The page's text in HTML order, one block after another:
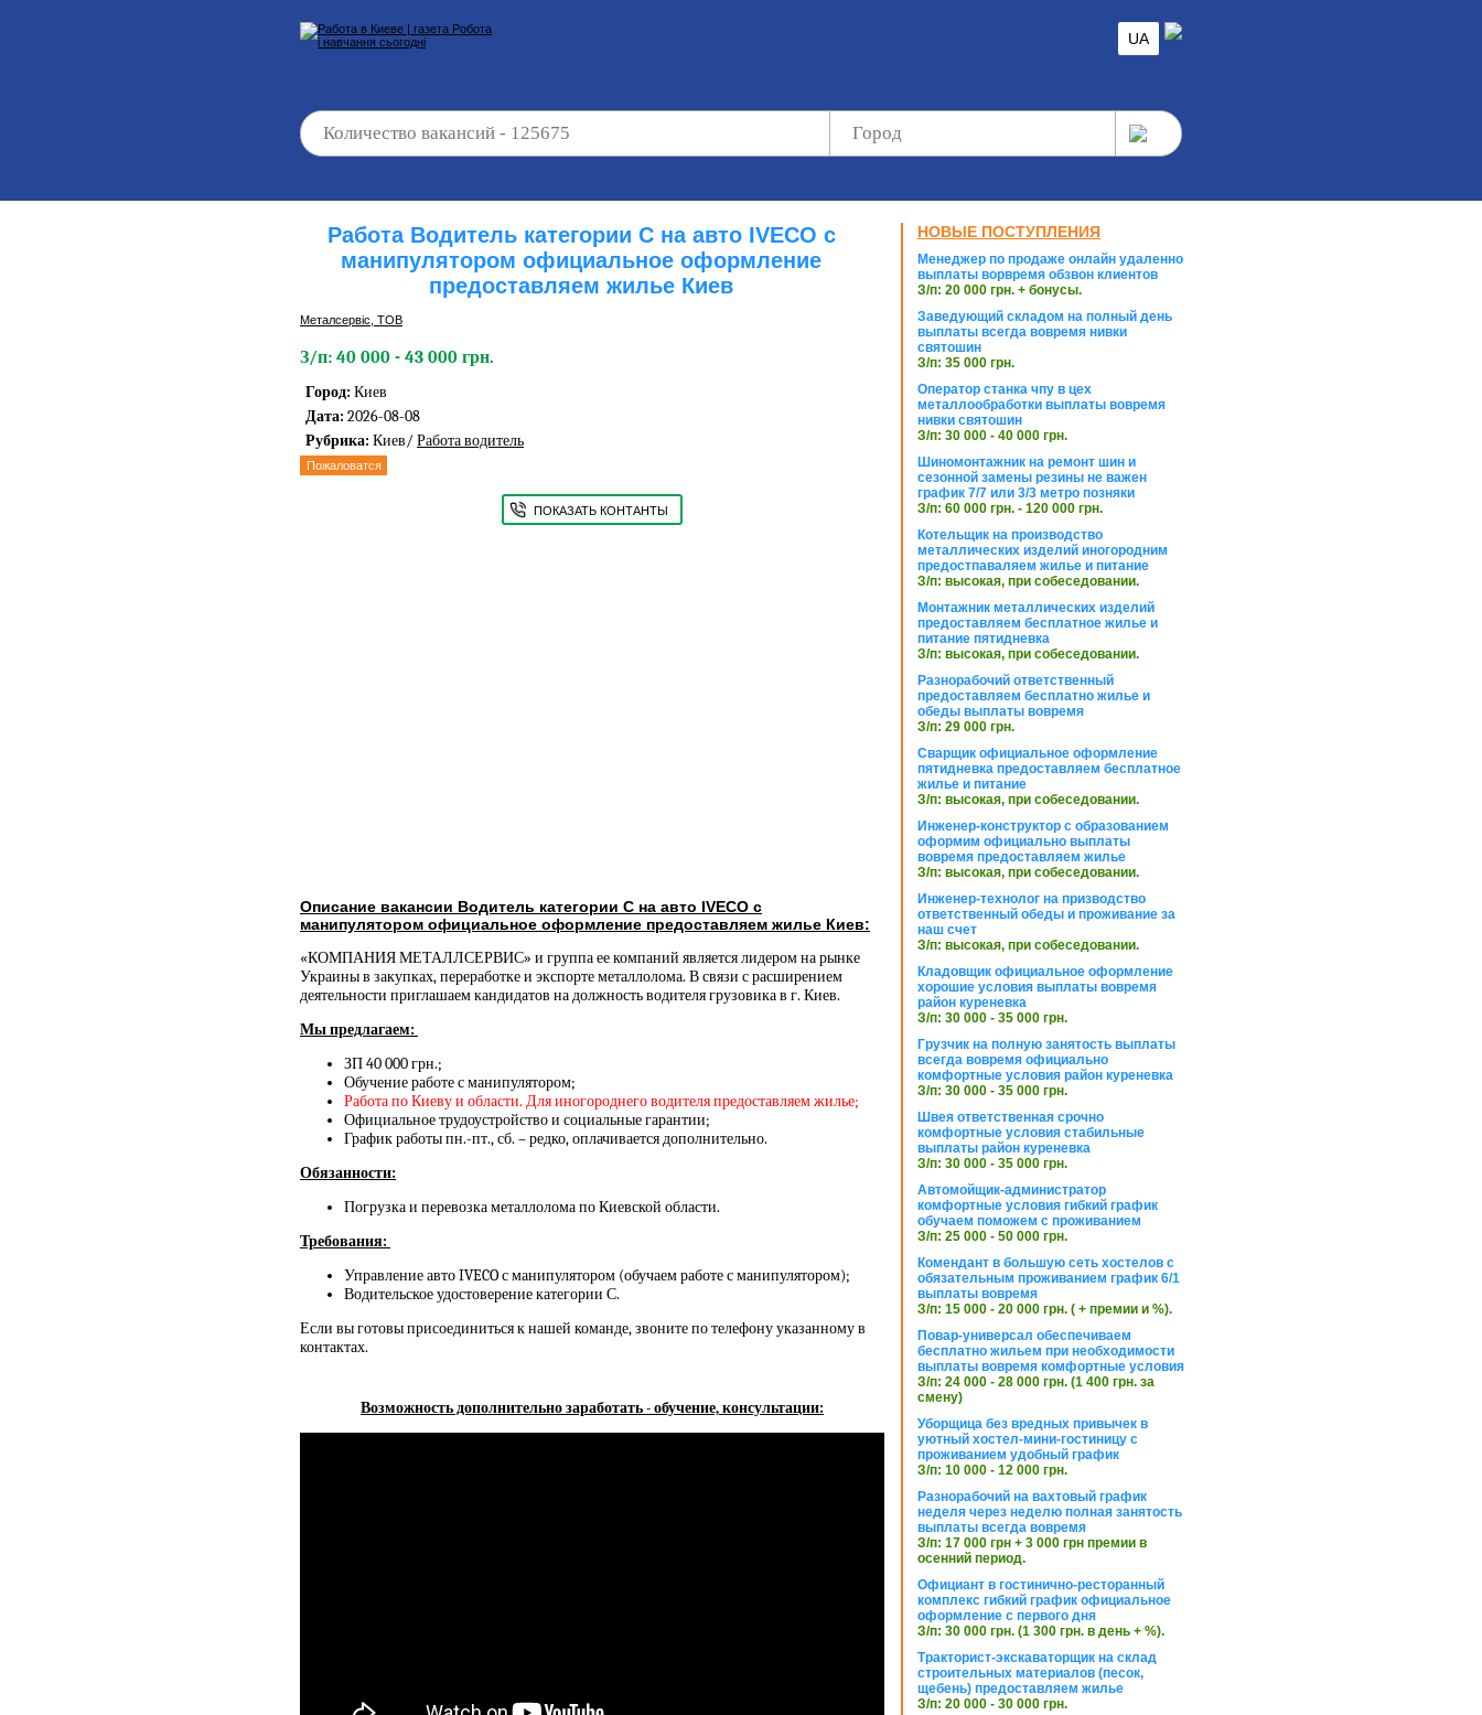
UA
Работа Водитель категории С на авто IVECO с
манипулятором официальное оформление
предоставляем жилье Киев
Металсервіс, ТОВ
З/п: 40 000 - 43 000 грн.
Город: Киев
Дата: 2026-08-08
Рубрика: Киев/ Работа водитель
Пожаловатся
ПОКАЗАТЬ КОНТАНТЫ
Описание вакансии Водитель категории С на авто IVECO с
манипулятором официальное оформление предоставляем жилье Киев:
«КОМПАНИЯ МЕТАЛЛСЕРВИС» и группа ее компаний является лидером на рынке
Украины в закупках, переработке и экспорте металлолома. В связи с расширением
деятельности приглашаем кандидатов на должность водителя грузовика в г. Киев.
Мы предлагаем:
ЗП 40 000 грн.;
Обучение работе с манипулятором;
Работа по Киеву и области. Для иногороднего водителя предоставляем жилье;
Официальное трудоустройство и социальные гарантии;
График работы пн.-пт., сб. – редко, оплачивается дополнительно.
Обязанности:
Погрузка и перевозка металлолома по Киевской области.
Требования:
Управление авто IVECO с манипулятором (обучаем работе с манипулятором);
Водительское удостоверение категории С.
Если вы готовы присоединиться к нашей команде, звоните по телефону указанному в
контактах.
Возможность дополнительно заработать - обучение, консультации:
НОВЫЕ ПОСТУПЛЕНИЯ
Менеджер по продаже онлайн удаленно
выплаты ворвремя обзвон клиентов
З/п: 20 000 грн. + бонусы.
Заведующий складом на полный день
выплаты всегда вовремя нивки
святошин
З/п: 35 000 грн.
Оператор станка чпу в цех
металлообработки выплаты вовремя
нивки святошин
З/п: 30 000 - 40 000 грн.
Шиномонтажник на ремонт шин и
сезонной замены резины не важен
график 7/7 или 3/3 метро позняки
З/п: 60 000 грн. - 120 000 грн.
Котельщик на производство
металлических изделий иногородним
предостпаваляем жилье и питание
З/п: высокая, при собеседовании.
Монтажник металлических изделий
предоставляем бесплатное жилье и
питание пятидневка
З/п: высокая, при собеседовании.
Разнорабочий ответственный
предоставляем бесплатно жилье и
обеды выплаты вовремя
З/п: 29 000 грн.
Сварщик официальное оформление
пятидневка предоставляем бесплатное
жилье и питание
З/п: высокая, при собеседовании.
Инженер-конструктор с образованием
оформим официально выплаты
вовремя предоставляем жилье
З/п: высокая, при собеседовании.
Инженер-технолог на призводство
ответственный обеды и проживание за
наш счет
З/п: высокая, при собеседовании.
Кладовщик официальное оформление
хорошие условия выплаты вовремя
район куреневка
З/п: 30 000 - 35 000 грн.
Грузчик на полную занятость выплаты
всегда вовремя официально
комфортные условия район куреневка
З/п: 30 000 - 35 000 грн.
Швея ответственная срочно
комфортные условия стабильные
выплаты район куреневка
З/п: 30 000 - 35 000 грн.
Автомойщик-администратор
комфортные условия гибкий график
обучаем поможем с проживанием
З/п: 25 000 - 50 000 грн.
Комендант в большую сеть хостелов с
обязательным проживанием график 6/1
выплаты вовремя
З/п: 15 000 - 20 000 грн. ( + премии и %).
Повар-универсал обеспечиваем
бесплатно жильем при необходимости
выплаты вовремя комфортные условия
З/п: 24 000 - 28 000 грн. (1 400 грн. за
смену)
Уборщица без вредных привычек в
уютный хостел-мини-гостиницу с
проживанием удобный график
З/п: 10 000 - 12 000 грн.
Разнорабочий на вахтовый график
неделя через неделю полная занятость
выплаты всегда вовремя
З/п: 17 000 грн + 3 000 грн премии в
осенний период.
Официант в гостинично-ресторанный
комплекс гибкий график официальное
оформление с первого дня
З/п: 30 000 грн. (1 300 грн. в день + %).
Тракторист-экскаваторщик на склад
строительных материалов (песок,
щебень) предоставляем жилье
З/п: 20 000 - 30 000 грн.